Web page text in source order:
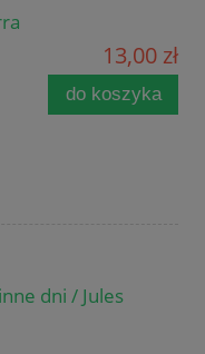
13,00 zł
do koszyka
dni / Jules